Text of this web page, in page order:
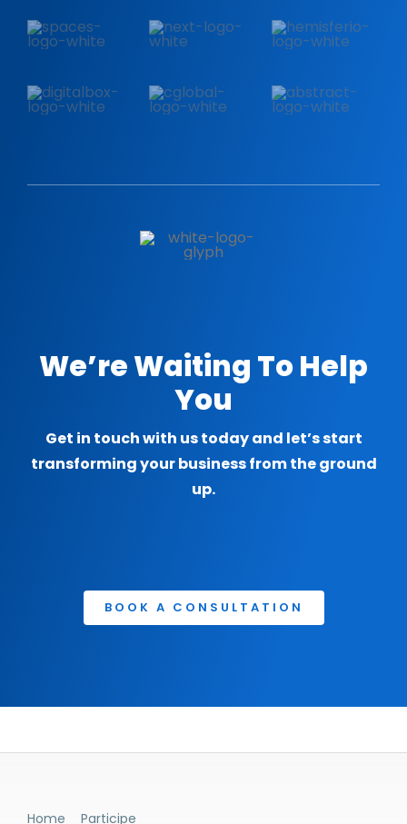
We’re Waiting To Help
You
Get in touch with us today and let’s start
transforming your business from the ground
up.
BOOK A CONSULTATION
Home Participe